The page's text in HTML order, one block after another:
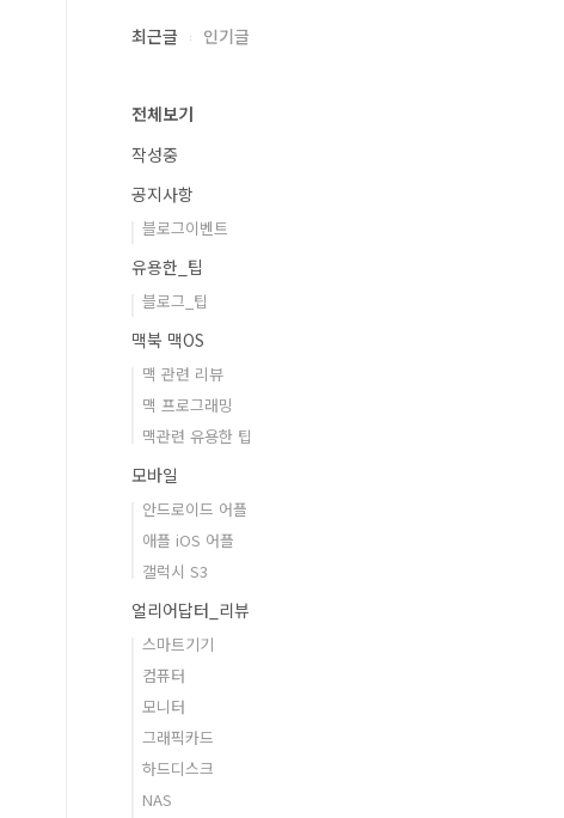
최근글 인기글
전체보기
작성중
공지사항
블로그이벤트
유용한_팁
블로그_팁
맥북 맥OS
맥 관련 리뷰
맥 프로그래밍
맥관련 유용한 팁
모바일
안드로이드 어플
애플 iOS 어플
갤럭시 S3
얼리어답터_리뷰
스마트기기
컴퓨터
모니터
그래픽카드
하드디스크
NAS